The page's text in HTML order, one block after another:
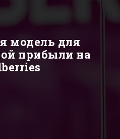
модель для
прибыли на